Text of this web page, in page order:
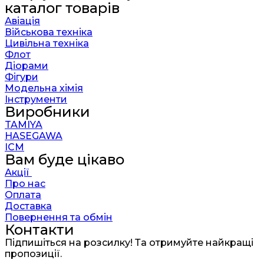
каталог товарів
Авіація
Військова техніка
Цивільна техніка
Флот
Діорами
Фігури
Модельна хімія
Інструменти
Виробники
TAMIYA
HASEGAWA
ICM
Вам буде цікаво
Акції
Про нас
Оплата
Доставка
Повернення та обмін
Контакти
Підпишіться на розсилку! Та отримуйте найкращі
пропозиції.